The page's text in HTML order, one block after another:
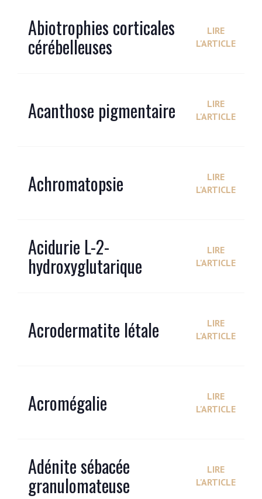
Abiotrophies corticales
cérébelleuses
LIRE
L'ARTICLE
Acanthose pigmentaire
LIRE
L'ARTICLE
Achromatopsie
LIRE
L'ARTICLE
Acidurie L-2-
hydroxyglutarique
LIRE
L'ARTICLE
Acrodermatite létale
LIRE
L'ARTICLE
Acromégalie
LIRE
L'ARTICLE
Adénite sébacée
granulomateuse
LIRE
L'ARTICLE